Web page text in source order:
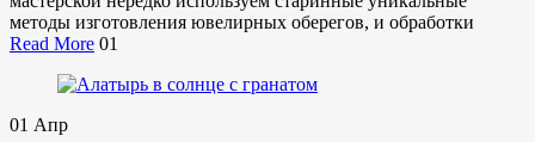
методы изготовления ювелирных оберегов, и обработки
Read More 01
01 Апр